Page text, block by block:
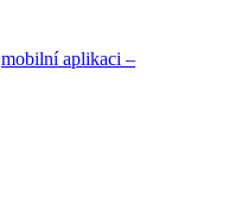
mobilní aplikaci –